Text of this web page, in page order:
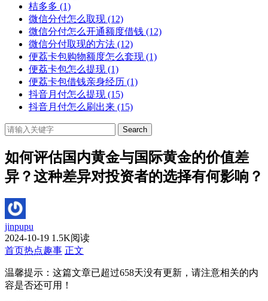
桔多多 (1)
微信分付怎么取现 (12)
微信分付怎么开通额度借钱 (12)
微信分付取现的方法 (12)
便荔卡包购物额度怎么套现 (1)
便荔卡包怎么提现 (1)
便荔卡包借钱亲身经历 (1)
抖音月付怎么提现 (15)
抖音月付怎么刷出来 (15)
Search
如何评估国内黄金与国际黄金的价值差
异？这种差异对投资者的选择有何影响？
jinpupu
2024-10-19 1.5K阅读
首页热点趣事 正文
温馨提示：这篇文章已超过658天没有更新，请注意相关的内
容是否还可用！